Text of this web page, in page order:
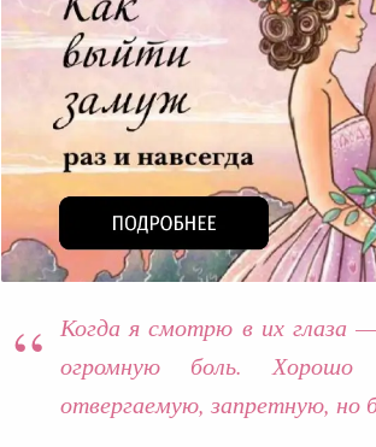
Когда я смотрю в их глаза
огромную боль. Хорошо
отвергаемую, запретную, но